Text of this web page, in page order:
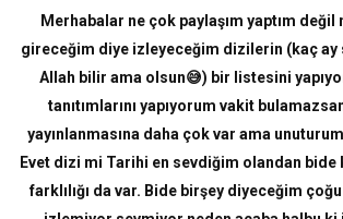
Merhabalar ne çok paylaşım yaptım değil
gireceğim diye izleyeceğim dizilerin (kaç ay
Allah bilir ama olsun😅) bir listesini
tanıtımlarını yapıyorum vakit
yayınlanmasına daha çok var ama
Evet dizi mi Tarihi en sevdiğim olandan
farklılığı da var. Bide birşey diyeceğim